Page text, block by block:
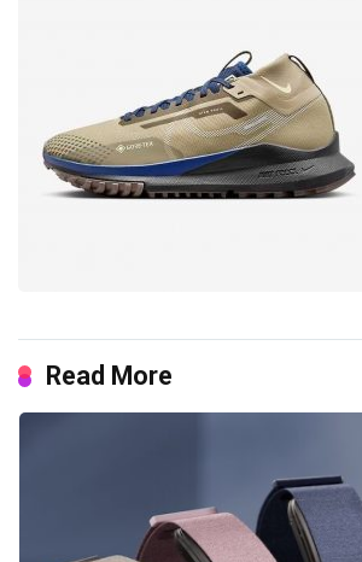
Read More